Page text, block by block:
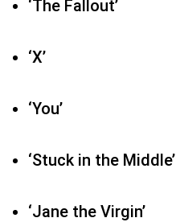
‘The Fallout’
‘X’
‘You’
‘Stuck in the Middle’
‘Jane the Virgin’